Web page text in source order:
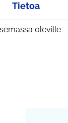
Tietoa
oleville